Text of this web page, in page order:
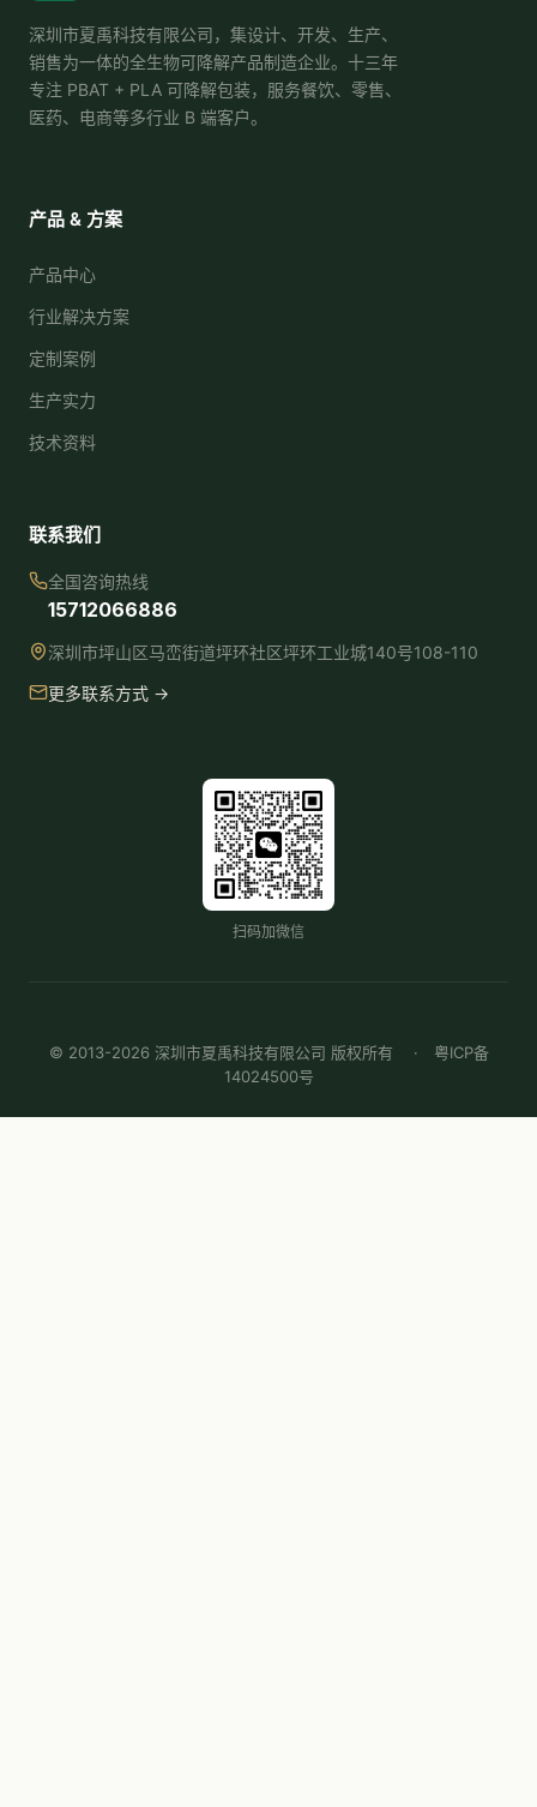
深圳市夏禹科技有限公司，集设计、开发、生产、
销售为一体的全生物可降解产品制造企业。十三年
专注 PBAT + PLA 可降解包装，服务餐饮、零售、
医药、电商等多行业 B 端客户。
产品 & 方案
产品中心
行业解决方案
定制案例
生产实力
技术资料
联系我们
全国咨询热线
15712066886
深圳市坪山区马峦街道坪环社区坪环工业城140号108-110
更多联系方式 →
扫码加微信
© 2013-2026 深圳市夏禹科技有限公司 版权所有 · 粤ICP备
14024500号